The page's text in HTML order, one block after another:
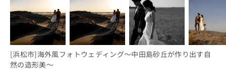
[浜松市]海外風フォトウェディング〜中田島砂丘が作り出す自
然の造形美〜